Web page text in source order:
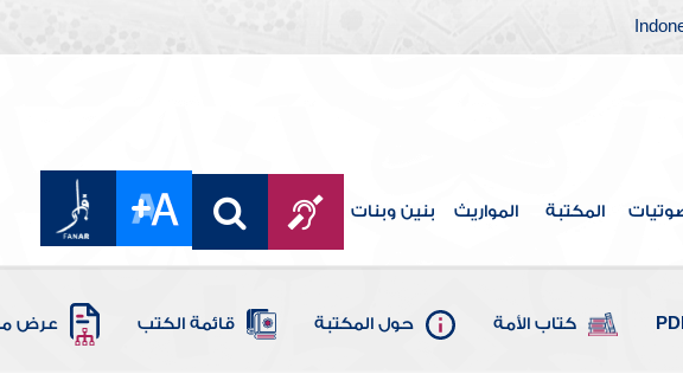
المكتبة المواريث بنين وبنات
كتاب الأمة حول المكتبة قائمة الكتب عرض